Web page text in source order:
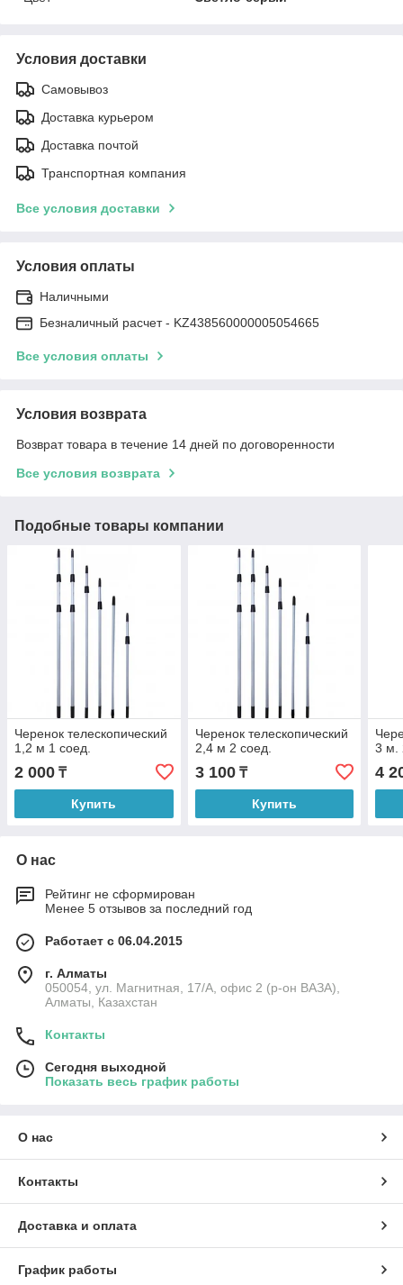
Условия доставки
Самовывоз
Доставка курьером
Доставка почтой
Транспортная компания
Все условия доставки
Условия оплаты
Наличными
Безналичный расчет - KZ438560000005054665
Все условия оплаты
Условия возврата
Возврат товара в течение 14 дней по договоренности
Все условия возврата
Подобные товары компании
Черенок телескопический
1,2 м 1 соед.
2 000 ₸
Купить
Черенок телескопический
2,4 м 2 соед.
3 100₸
Купить
3 м.
4
О нас
Рейтинг не сформирован
Менее 5 отзывов за последний год
Работает с 06.04.2015
г. Алматы
050054, ул. Магнитная, 17/А, офис 2 (р-он ВАЗА),
Алматы, Казахстан
Контакты
Сегодня выходной
Показать весь график работы
О нас
Контакты
Доставка и оплата
График работы